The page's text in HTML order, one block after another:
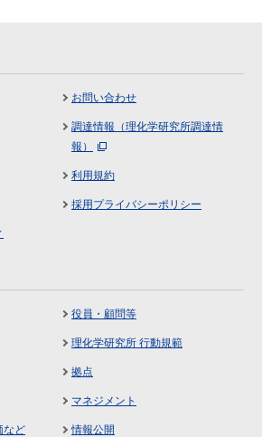
お問い合わせ
調達情報（理化学研究所調達情
報）
利用規約
採用プライバシーポリシー
役員・顧問等
理化学研究所 行動規範
拠点
マネジメント
など 情報公開